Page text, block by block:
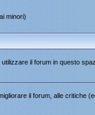
minori)
il forum in questo
il forum, alle critiche